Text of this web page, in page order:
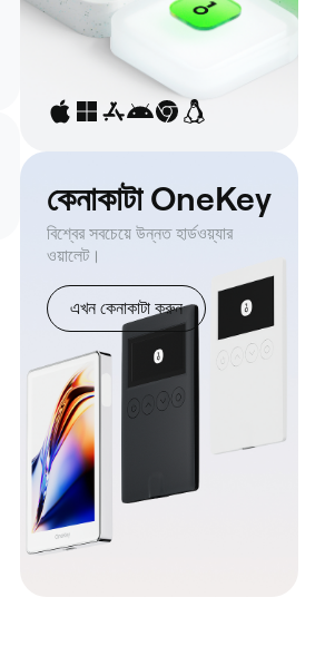
কেনাকাটা OneKey
বিশ্বের সবচেয়ে উন্নত হার্ডওয়্যার
ওয়ালেট।
এখন কেনাকাটা করুন